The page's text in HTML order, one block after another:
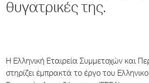
θυγατρικές της.
Η Ελληνική Εταιρεία Συμμετοχών και
στηρίζει έμπρακτά το έργο του